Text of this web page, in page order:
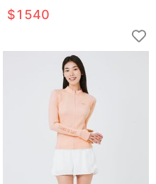
上衣 #ZEN BLUE
$1540